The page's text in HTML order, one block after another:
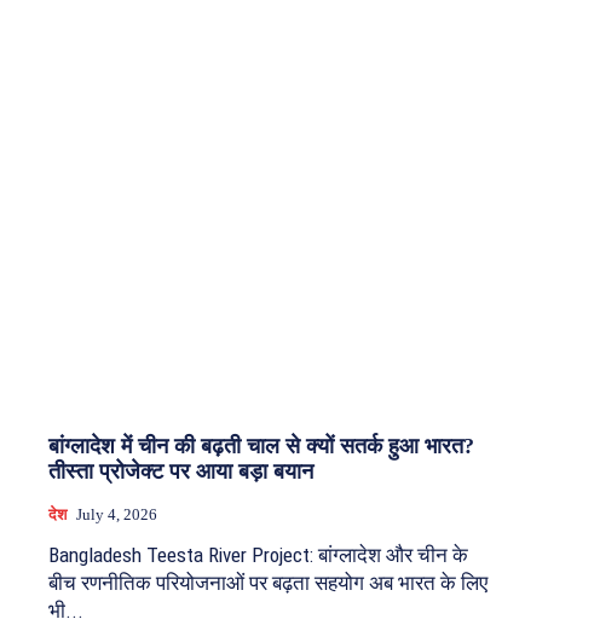
बांग्लादेश में चीन की बढ़ती चाल से क्यों सतर्क हुआ भारत?
तीस्ता प्रोजेक्ट पर आया बड़ा बयान
देश July 4, 2026
Bangladesh Teesta River Project: बांग्लादेश और चीन के
बीच रणनीतिक परियोजनाओं पर बढ़ता सहयोग अब भारत के लिए
भी...